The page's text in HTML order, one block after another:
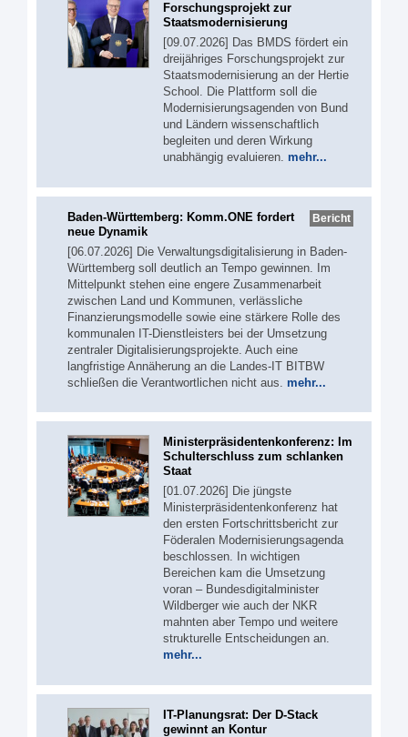
Forschungsprojekt zur
Staatsmodernisierung
[09.07.2026] Das BMDS fördert ein
dreijähriges Forschungsprojekt zur
Staatsmodernisierung an der Hertie
School. Die Plattform soll die
Modernisierungsagenden von Bund
und Ländern wissenschaftlich
begleiten und deren Wirkung
unabhängig evaluieren. mehr...
Bericht
Baden-Württemberg: Komm.ONE fordert
neue Dynamik
[06.07.2026] Die Verwaltungsdigitalisierung in Baden-
Württemberg soll deutlich an Tempo gewinnen. Im
Mittelpunkt stehen eine engere Zusammenarbeit
zwischen Land und Kommunen, verlässliche
Finanzierungsmodelle sowie eine stärkere Rolle des
kommunalen IT-Dienstleisters bei der Umsetzung
zentraler Digitalisierungsprojekte. Auch eine
langfristige Annäherung an die Landes-IT BITBW
schließen die Verantwortlichen nicht aus. mehr...
Ministerpräsidentenkonferenz: Im
Schulterschluss zum schlanken
Staat
[01.07.2026] Die jüngste
Ministerpräsidentenkonferenz hat
den ersten Fortschrittsbericht zur
Föderalen Modernisierungsagenda
beschlossen. In wichtigen
Bereichen kam die Umsetzung
voran – Bundesdigitalminister
Wildberger wie auch der NKR
mahnten aber Tempo und weitere
strukturelle Entscheidungen an.
mehr...
IT-Planungsrat: Der D-Stack
gewinnt an Kontur